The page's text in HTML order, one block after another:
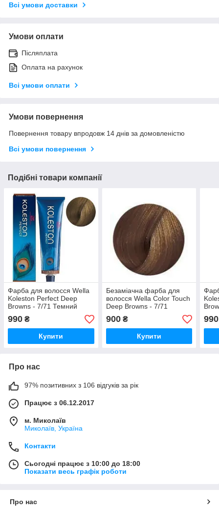
Всі умови доставки
Умови оплати
Післяплата
Оплата на рахунок
Всі умови оплати
Умови повернення
Повернення товару впродовж 14 днів за домовленістю
Всі умови повернення
Подібні товари компанії
Фарба для волосся Wella
Koleston Perfect Deep
Browns - 7/71 Темний
блондин коричнево-
попелястий
990 ₴
Купити
Безаміачна фарба для
волосся Wella Color Touch
Deep Browns - 7/71
Середній блондин
коричнево-попелястий
900₴
Купити
990
Про нас
97% позитивних з 106 відгуків за рік
Працює з 06.12.2017
м. Миколаїв
Миколаїв, Україна
Контакти
Сьогодні працює з 10:00 до 18:00
Показати весь графік роботи
Про нас